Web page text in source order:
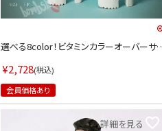
選べる8color！ビタミンカラーオーバーサイ
pop衣装 韓国ファッション 【ダンス衣装通販
bombshell/ボムシェル】(フリーサイズ)(ホワ
イト/ピンク/オレンジ/イエロー/ライトグレ
ー/ブラック/パープル/ロイヤルブルー)
¥2,728 税込
会員価格あり
詳細を見る